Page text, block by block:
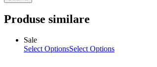
Produse similare
Sale
Select OptionsSelect Options